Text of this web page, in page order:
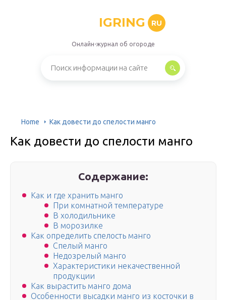
IGRING RU
Онлайн-журнал об огороде
Home Как довести до спелости манго
Как довести до спелости манго
Содержание:
Как и где хранить манго
При комнатной температуре
В холодильнике
В морозилке
Как определить спелость манго
Спелый манго
Недозрелый манго
Характеристики некачественной
продукции
Как вырастить манго дома
Особенности высадки манго из косточки в